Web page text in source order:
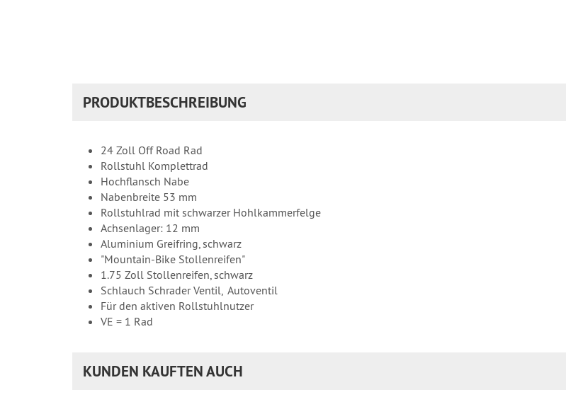
PRODUKTBESCHREIBUNG
24 Zoll Off Road Rad
Rollstuhl Komplettrad
Hochflansch Nabe
Nabenbreite 53 mm
Rollstuhlrad mit schwarzer Hohlkammerfelge
Achsenlager: 12 mm
Aluminium Greifring, schwarz
"Mountain-Bike Stollenreifen"
1.75 Zoll Stollenreifen, schwarz
Schlauch Schrader Ventil, Autoventil
Für den aktiven Rollstuhlnutzer
VE = 1 Rad
KUNDEN KAUFTEN AUCH